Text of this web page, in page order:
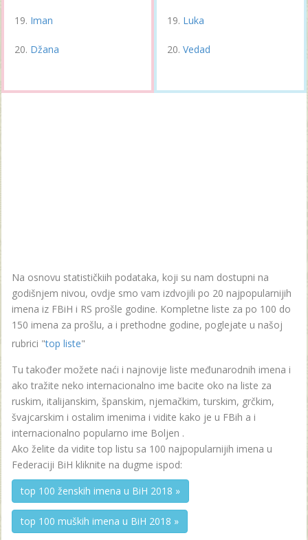
Iman
Džana
Luka
Vedad
Na osnovu statističkiih podataka, koji su nam dostupni na
godišnjem nivou, ovdje smo vam izdvojili po 20 najpopularnijih
imena iz FBiH i RS prošle godine. Kompletne liste za po 100 do
150 imena za prošlu, a i prethodne godine, poglejate u našoj
rubrici "top liste"
Tu također možete naći i najnovije liste međunarodnih imena i
ako tražite neko internacionalno ime bacite oko na liste za
ruskim, italijanskim, španskim, njemačkim, turskim, grčkim,
švajcarskim i ostalim imenima i vidite kako je u FBih a i
internacionalno popularno ime Boljen .
Ako želite da vidite top listu sa 100 najpopularnijih imena u
Federaciji BiH kliknite na dugme ispod:
top 100 ženskih imena u BiH 2018 »
top 100 muških imena u BiH 2018 »